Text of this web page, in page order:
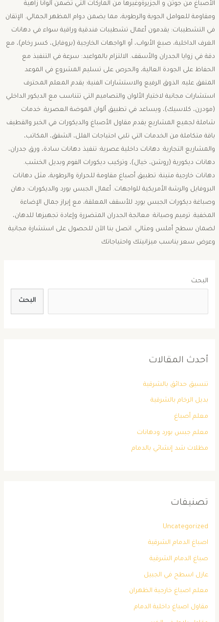
الأصباغ من جوتن و الجزيرةوغيرها من الماركات التي تضمن ألوانًا زاهية
ومقاومة للعوامل الجوية والرطوبة، مما يضمن دوام المظهر الجمالي. ​الإتقان
في التشطيبات: يقدمون أعمال تشطيبات فندقية وراقية سواء في دهانات
الغرف الداخلية، صبغ الأبواب، أو الواجهات الخارجية (بروفايل، كسر رخام)، مع
دقة في زوايا الجدران والأسقف. ​الالتزام بالمواعيد: سرعة في التنفيذ مع
الحفاظ على الجودة العالية، والحرص على تسليم المشروع في الموعد
المتفق عليه. ​الذوق الرفيع والاستشارات الفنية: يقدم المعلم المحترف
استشارات مجانية لاختيار الألوان والتصاميم التي تتناسب مع الديكور الداخلي
(مودرن، كلاسيك)، ويساعد في تطبيق ألوان الموضة العصرية. ​خدمات
شاملة لجميع المشاريع ​يقدم مقاول الأصباغ والديكورات في الخبر والقطيف
باقة متكاملة من الخدمات التي تلبي احتياجات الفلل، الشقق، المكاتب،
والمشاريع التجارية: ​دهانات داخلية عصرية: تنفيذ دهانات سادة، ورق جدران،
دهانات ديكورية (روشن، خيال)، وتركيب ديكورات الفوم وبديل الخشب. ​
دهانات خارجية متينة: تطبيق أصباغ مقاومة للحرارة والرطوبة، مثل دهانات
البروفايل والرشة الأمريكية للواجهات. ​أعمال الجبس بورد والديكورات: دهان
وصباغة ديكورات الجبس بورد للأسقف المعلقة، مع إبراز جمال الإضاءة
المخفية. ​ترميم وصيانة: معالجة الجدران المتضررة وإعادة تجهيزها للدهان،
لضمان سطح أملس ومثالي. اتصل بنا الآن للحصول على استشارة مجانية
وعرض سعر يناسب ميزانيتك واحتياجاتك
البحث
البحث
أحدث المقالات
تنسيق حدائق بالشرقية
بديل الرخام بالشرقية
معلم أصباغ
معلم جبس بورد ودهانات
مظلات شد إنشائي بالدمام
تصنيفات
Uncategorized
اصباغ الدمام الشرقية
صباغ الدمام الشرقية
عازل اسطح في الجبيل
معلم اصباغ خارجية الظهران
مقاول اصباغ داخلية الدمام